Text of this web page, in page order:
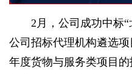
2月，公司成功中标
公司招标代理机构遴选项
年度货物与服务类项目